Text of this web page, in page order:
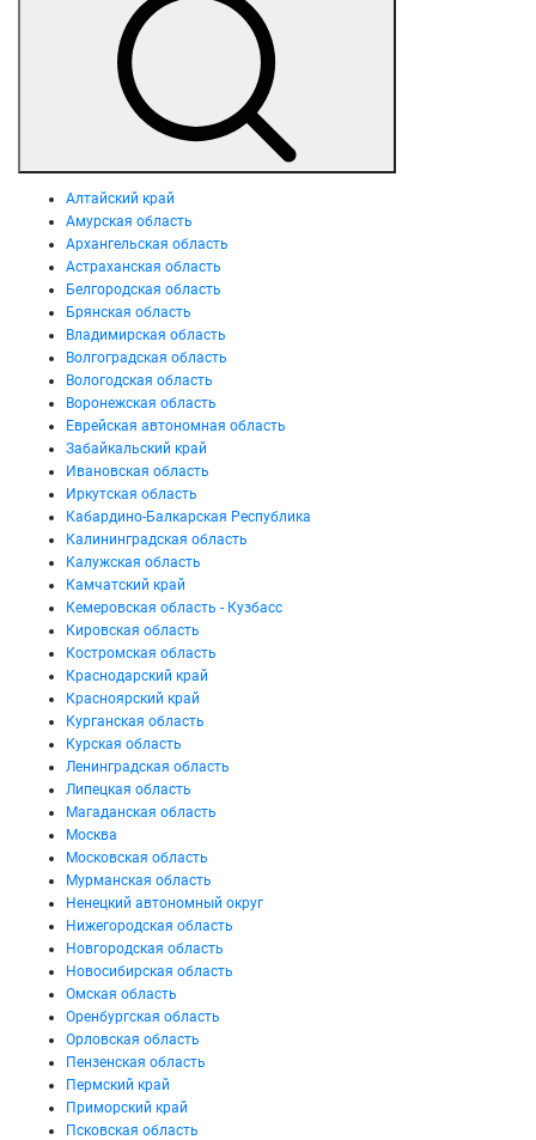
Алтайский край
Амурская область
Архангельская область
Астраханская область
Белгородская область
Брянская область
Владимирская область
Волгоградская область
Вологодская область
Воронежская область
Еврейская автономная область
Забайкальский край
Ивановская область
Иркутская область
Кабардино-Балкарская Республика
Калининградская область
Калужская область
Камчатский край
Кемеровская область - Кузбасс
Кировская область
Костромская область
Краснодарский край
Красноярский край
Курганская область
Курская область
Ленинградская область
Липецкая область
Магаданская область
Москва
Московская область
Мурманская область
Ненецкий автономный округ
Нижегородская область
Новгородская область
Новосибирская область
Омская область
Оренбургская область
Орловская область
Пензенская область
Пермский край
Приморский край
Псковская область